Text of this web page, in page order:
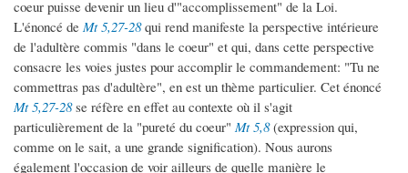
coeur puisse devenir un lieu d'"accomplissement" de la Loi.
L'énoncé de Mt 5,27-28qui rend manifeste la perspective intérieure
de l'adultère commis "dans le coeur" et qui, dans cette perspective
consacre les voies justes pour accomplir le commandement: "Tu ne
commettras pas d'adultère", en est un thème particulier. Cet énoncé
Mt 5,27-28se réfère en effet au contexte où il s'agit
particulièrement de la "pureté du coeur" Mt 5,8(expression qui,
comme on le sait, a une grande signification). Nous aurons
également l'occasion de voir ailleurs de quelle manière le